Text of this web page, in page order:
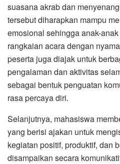
suasana akrab dan
tersebut diharapkan mampu
emosional sehingga anak-
rangkaian acara dengan
peserta juga diajak untuk
pengalaman dan aktivitas
sebagai bentuk penguatan
rasa percaya diri.
Selanjutnya, mahasiswa
yang berisi ajakan untuk
kegiatan positif, produktif, dan
disampaikan secara